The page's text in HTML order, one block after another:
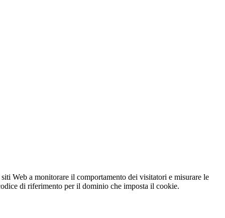
Web a monitorare il comportamento dei visitatori e misurare le
di riferimento per il dominio che imposta il cookie.